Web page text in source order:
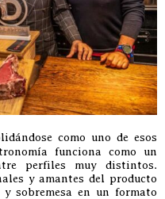
como uno de esos
funciona como un
perfiles muy distintos.
y amantes del producto
sobremesa en un formato